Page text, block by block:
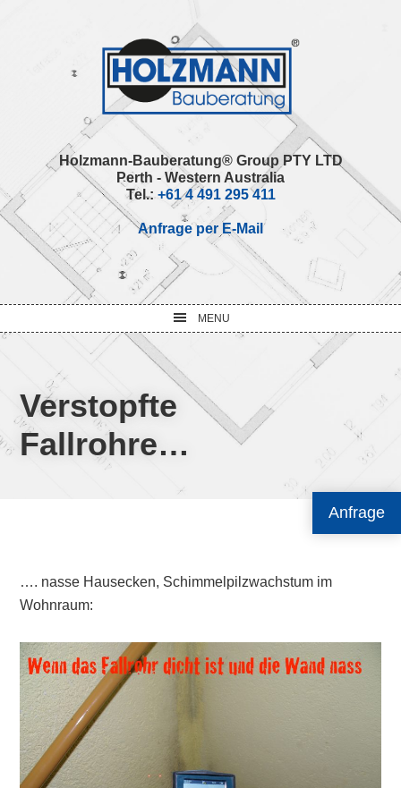
Anfrage
Holzmann-Bauberatung® Group PTY LTD
Perth - Western Australia
Tel.: +61 4 491 295 411
Anfrage per E-Mail
MENU
Verstopfte
Fallrohre…
…. nasse Hausecken, Schimmelpilzwachstum im
Wohnraum: